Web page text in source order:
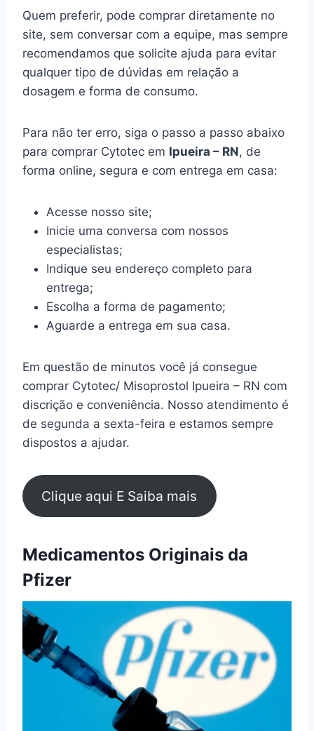
Quem preferir, pode comprar diretamente no
site, sem conversar com a equipe, mas sempre
recomendamos que solicite ajuda para evitar
qualquer tipo de dúvidas em relação a
dosagem e forma de consumo.
Para não ter erro, siga o passo a passo abaixo
para comprar Cytotec em Ipueira – RN, de
forma online, segura e com entrega em casa:
Acesse nosso site;
Inicie uma conversa com nossos
especialistas;
Indique seu endereço completo para
entrega;
Escolha a forma de pagamento;
Aguarde a entrega em sua casa.
Em questão de minutos você já consegue
comprar Cytotec/ Misoprostol Ipueira – RN com
discrição e conveniência. Nosso atendimento é
de segunda a sexta-feira e estamos sempre
dispostos a ajudar.
Clique aqui E Saiba mais
Medicamentos Originais da
Pfizer